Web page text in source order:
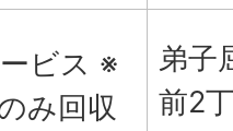
ビス ※
み回収
弟子
前2